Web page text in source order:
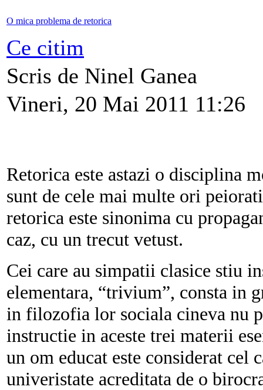
O mica problema de retorica
Ce citim
Scris de Ninel Ganea
Vineri, 20 Mai 2011 11:26
Retorica este astazi o disciplina
sunt de cele mai multe ori
retorica este sinonima cu
caz, cu un trecut vetust.
Cei care au simpatii clasice stiu
elementara, “trivium”, consta in
in filozofia lor sociala cineva nu
instructie in aceste trei materii
un om educat este considerat cel
univeristate acreditata de o